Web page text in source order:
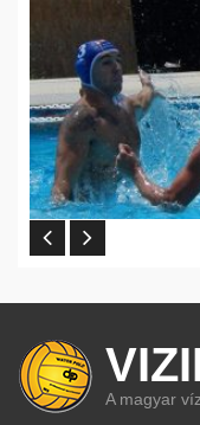
A magyar